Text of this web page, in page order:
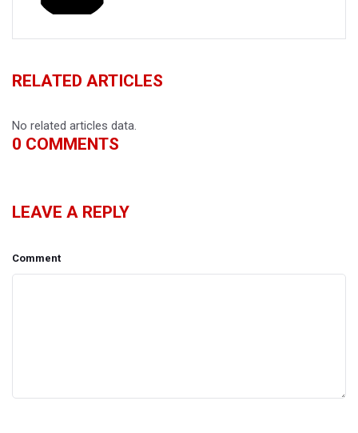
RELATED ARTICLES
No related articles data.
0 COMMENTS
LEAVE A REPLY
Comment